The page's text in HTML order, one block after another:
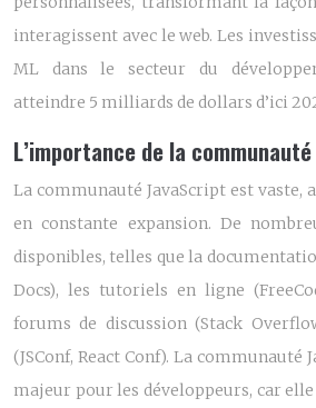
interagissent avec le web. Les
ML dans le secteur du
atteindre 5 milliards de dollars d’ici
L’importance de la
La communauté JavaScript est vaste,
en constante expansion. De
disponibles, telles que la
Docs), les tutoriels en ligne
forums de discussion (Stack
(JSConf, React Conf). La communauté
majeur pour les développeurs, car